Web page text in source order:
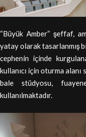
“Büyük Amber” şeffaf,
yatay olarak tasarlanmış
cephenin içinde
kullanıcı için oturma alanı
bale stüdyosu,
kullanılmaktadır.